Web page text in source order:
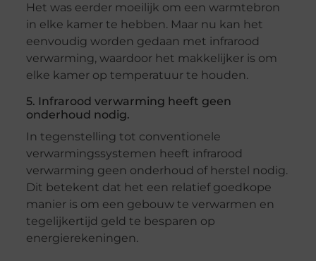
Het was eerder moeilijk om een warmtebron
in elke kamer te hebben. Maar nu kan het
eenvoudig worden gedaan met infrarood
verwarming, waardoor het makkelijker is om
elke kamer op temperatuur te houden.
5. Infrarood verwarming heeft geen
onderhoud nodig.
In tegenstelling tot conventionele
verwarmingssystemen heeft infrarood
verwarming geen onderhoud of herstel nodig.
Dit betekent dat het een relatief goedkope
manier is om een gebouw te verwarmen en
tegelijkertijd geld te besparen op
energierekeningen.